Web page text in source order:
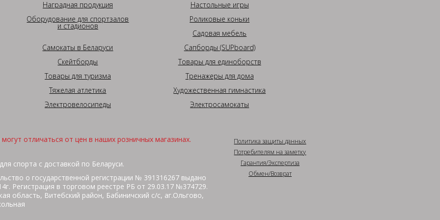
Наградная продукция
Настольные игры
Оборудование для спортзалов
и стадионов
Роликовые коньки
Садовая мебель
Самокаты в Беларуси
Сапборды (SUPboard)
Скейтборды
Товары для единоборств
Товары для туризма
Тренажеры для дома
Тяжелая атлетика
Художественная гимнастика
Электровелосипеды
Электросамокаты
отличаться от цен в наших розничных магазинах.
спорта с доставкой по Беларуси.
о государственной регистрации № 391316267 выдано
Регистрация в торговом реестре РБ от 29.03.17 №374729.
область, Витебский район, Бабиничский с/с, аг.Ольгово,
Политика защиты данных
Потребителям на заметку
Гарантия/Экспертиза
Обмен/Возврат